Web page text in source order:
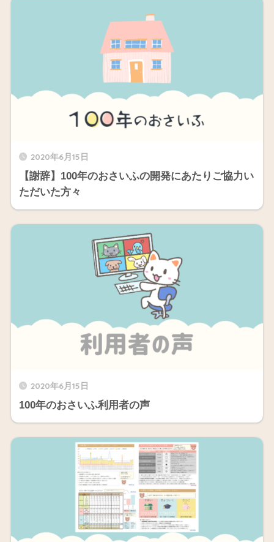
2020年6月15日
【謝辞】100年のおさいふの開発にあたりご協力い
ただいた方々
2020年6月15日
100年のおさいふ利用者の声